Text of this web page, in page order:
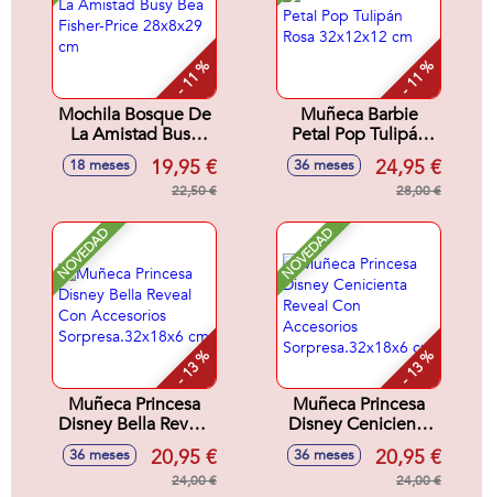
- 11 %
Mochila Bosque De
La Amistad Busy
Bea Fisher-Price
28x8x29 cm
18 meses 19,95 €
22,50 €
- 11 %
Muñeca Barbie
Petal Pop Tulipán
Rosa 32x12x12 cm
36 meses 24,95 €
28,00 €
NOVEDAD
- 13 %
Muñeca Princesa
Disney Bella Reveal
Con Accesorios
Sorpresa.32x18x6
36 meses 20,95 €
24,00 €
NOVEDAD
- 13 %
Muñeca Princesa
Disney Cenicienta
Reveal Con
Accesorios
Sorpresa.32x18x6
36 meses 20,95 €
24,00 €